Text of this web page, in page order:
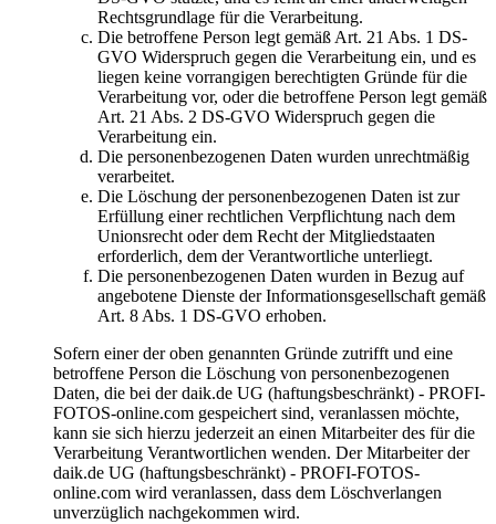
Rechtsgrundlage für die Verarbeitung.
Die betroffene Person legt gemäß Art. 21 Abs. 1 DS-
GVO Widerspruch gegen die Verarbeitung ein, und es
liegen keine vorrangigen berechtigten Gründe für die
Verarbeitung vor, oder die betroffene Person legt gemäß
Art. 21 Abs. 2 DS-GVO Widerspruch gegen die
Verarbeitung ein.
Die personenbezogenen Daten wurden unrechtmäßig
verarbeitet.
Die Löschung der personenbezogenen Daten ist zur
Erfüllung einer rechtlichen Verpflichtung nach dem
Unionsrecht oder dem Recht der Mitgliedstaaten
erforderlich, dem der Verantwortliche unterliegt.
Die personenbezogenen Daten wurden in Bezug auf
angebotene Dienste der Informationsgesellschaft gemäß
Art. 8 Abs. 1 DS-GVO erhoben.
Sofern einer der oben genannten Gründe zutrifft und eine
betroffene Person die Löschung von personenbezogenen
Daten, die bei der daik.de UG (haftungsbeschränkt) - PROFI-
FOTOS-online.com gespeichert sind, veranlassen möchte,
kann sie sich hierzu jederzeit an einen Mitarbeiter des für die
Verarbeitung Verantwortlichen wenden. Der Mitarbeiter der
daik.de UG (haftungsbeschränkt) - PROFI-FOTOS-
online.com wird veranlassen, dass dem Löschverlangen
unverzüglich nachgekommen wird.